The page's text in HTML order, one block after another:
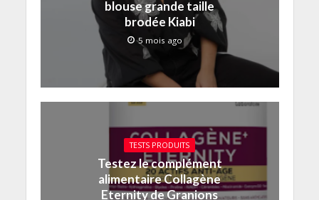
blouse grande taille
brodée Kiabi
5 mois ago
TESTS PRODUITS
Testez le complément
alimentaire Collagène
Eternity de Granions